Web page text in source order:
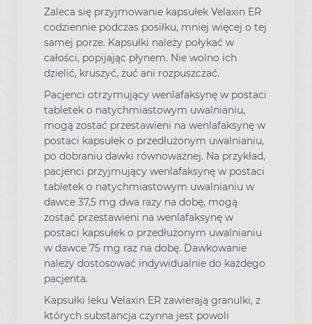
Zaleca się przyjmowanie kapsułek Velaxin ER
codziennie podczas posiłku, mniej więcej o tej
samej porze. Kapsułki należy połykać w
całości, popijając płynem. Nie wolno ich
dzielić, kruszyć, żuć ani rozpuszczać.
Pacjenci otrzymujący wenlafaksynę w postaci
tabletek o natychmiastowym uwalnianiu,
mogą zostać przestawieni na wenlafaksynę w
postaci kapsułek o przedłużonym uwalnianiu,
po dobraniu dawki równoważnej. Na przykład,
pacjenci przyjmujący wenlafaksynę w postaci
tabletek o natychmiastowym uwalnianiu w
dawce 37,5 mg dwa razy na dobę, mogą
zostać przestawieni na wenlafaksynę w
postaci kapsułek o przedłużonym uwalnianiu
w dawce 75 mg raz na dobę. Dawkowanie
należy dostosować indywidualnie do każdego
pacjenta.
Kapsułki leku Velaxin ER zawierają granulki, z
których substancja czynna jest powoli